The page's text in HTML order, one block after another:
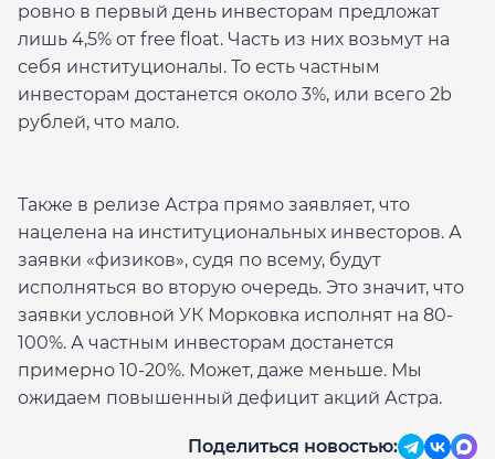
ровно в первый день инвесторам предложат
лишь 4,5% от free float. Часть из них возьмут на
себя институционалы. То есть частным
инвесторам достанется около 3%, или всего 2b
рублей, что мало.
Также в релизе Астра прямо заявляет, что
нацелена на институциональных инвесторов. А
заявки «физиков», судя по всему, будут
исполняться во вторую очередь. Это значит, что
заявки условной УК Морковка исполнят на 80-
100%. А частным инвесторам достанется
примерно 10-20%. Может, даже меньше. Мы
ожидаем повышенный дефицит акций Астра.
Поделиться новостью: